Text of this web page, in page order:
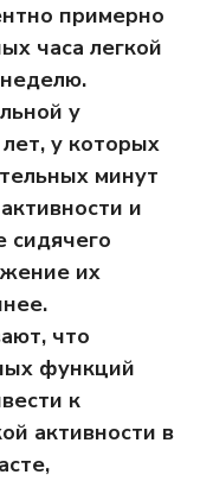
примерно
часа легкой
у
у которых
минут
и
сидячего
их
что
функций
к
активности в